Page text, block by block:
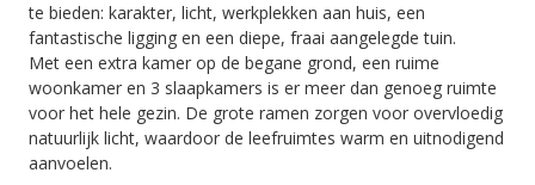
te bieden: karakter, licht, werkplekken aan huis, een
fantastische ligging en een diepe, fraai aangelegde tuin.
Met een extra kamer op de begane grond, een ruime
woonkamer en 3 slaapkamers is er meer dan genoeg ruimte
voor het hele gezin. De grote ramen zorgen voor overvloedig
natuurlijk licht, waardoor de leefruimtes warm en uitnodigend
aanvoelen.